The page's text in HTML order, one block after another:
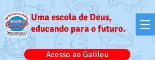
Uma escola de Deus,
educando para o futuro.
Acesso ao Galileu